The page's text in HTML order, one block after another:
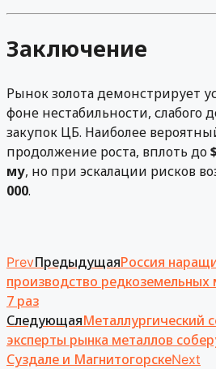
Заключение
Рынок золота демонстрирует
фоне нестабильности, слабого
закупок ЦБ. Наиболее
продолжение роста, вплоть до
му, но при эскалации рисков
000.
PrevПредыдущаяРоссия
производство редкоземельных
7 раз
СледующаяМеталлургический
эксперты рынка металлов
Суздале и МагнитогорскеNext